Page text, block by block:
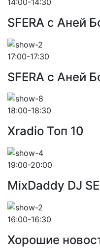
14:00-14:30
SFERA с Аней
17:00-17:30
SFERA с Аней
18:00-18:30
Xradio Топ 10
19:00-20:00
MixDaddy DJ
16:00-16:30
Хорошие